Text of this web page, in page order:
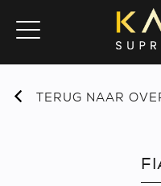
TERUG NAAR